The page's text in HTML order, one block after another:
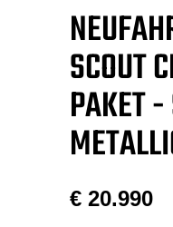
SCOUT
PAKET
€ 20.990